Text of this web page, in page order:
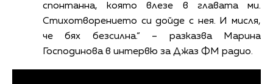
спонтанна, която влезе в главата ми.
Стихотворението си дойде с нея. И мисля,
че бях безсилна.“ – разказва Марина
Господинова в интервю за Джаз ФМ радио.